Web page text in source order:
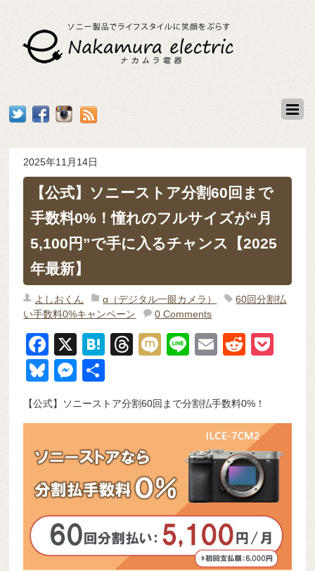
2025年11月14日
【公式】ソニーストア分割60回まで
手数料0%！憧れのフルサイズが“月
5,100円”で手に入るチャンス【2025
年最新】
よしおくん α（デジタル一眼カメラ）
60回分割払
い手数料0%キャンペーン
0 Comments
F
a
c
e
o
o
k
X
H
n
T
a
s
M
Li
E
R
di
t
Bl
u
e
y
M
ss
n
g
er
有
【公式】ソニーストア分割60回まで分割払手数料0%！